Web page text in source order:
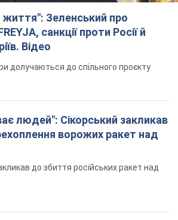
до збиття російських ракет над
Міноборони дані про
для чого це потрібно